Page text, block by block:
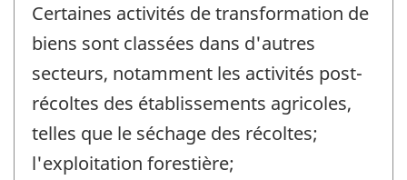
Certaines activités de transformation de
biens sont classées dans d'autres
secteurs, notamment les activités post-
récoltes des établissements agricoles,
telles que le séchage des récoltes;
l'exploitation forestière;